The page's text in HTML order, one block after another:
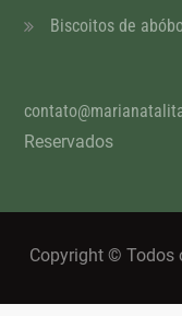
Biscoitos de
Reservados
Copyright © Todos